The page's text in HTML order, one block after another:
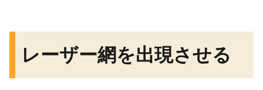
レーザー網を出現させる